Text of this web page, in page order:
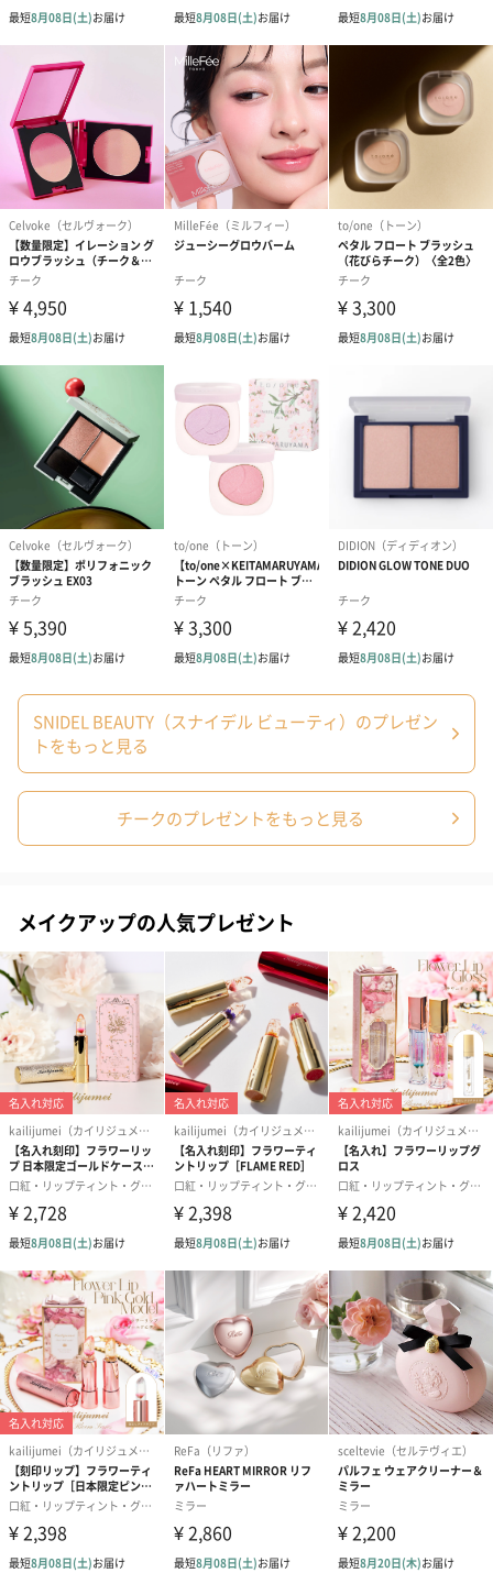
ロール、クエン酸Ｎａ、（ジメチコン／ビニルジメチ
コン）クロスポリマー、マイカ、酸化チタン、酸化
鉄、赤226
並行輸入品か
否か
内容量 10.7g
商品オプション情報
お届けボックスオプション
送りする際に人気のオプションです。お相手に直接手渡しする場
合は、紙袋との併用もおすすめです。
ダンボール装飾（ひま
わり）（720円）
ダンボール装飾（チュ
ーリップ）（720円）
ダンボール装
イトピンク×
ト）（580円）
紙袋
商品に合わせたサイズをお届けします。
あり（280円）
メッセージカード（通常・写真・グリーティング）
誕生日や結婚祝い・出産祝いなど、様々なシーンのメッセージカ
ードを同梱します。
メッセージカードや封筒のデザインは一部変更する場合がありま
す。
写真付きメッセージカ
ード（680円）
写真付きメッセージカ
ード（Thank you）ピ
ンク（680円）
【誕生日】
Birthday ホワ
刷なし）（
ラッピング
SNIDEL BEAUTY（スナイデル ビューティ）のプレゼン
トをもっと見る
チークのプレゼントをもっと見る
メイクアップの人気プレゼント